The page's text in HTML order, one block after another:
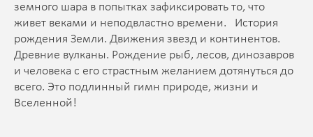
земного шара в попытках зафиксировать то, что
живет веками и неподвластно времени. История
рождения Земли. Движения звезд и континентов.
Древние вулканы. Рождение рыб, лесов, динозавров
и человека с его страстным желанием дотянуться до
всего. Это подлинный гимн природе, жизни и
Вселенной!